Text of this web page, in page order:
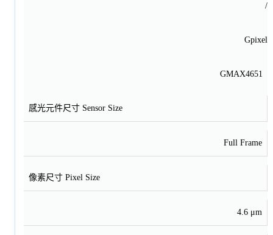
/
Gpixel
GMAX4651
感光元件尺寸 Sensor Size
Full Frame
像素尺寸 Pixel Size
4.6 μm